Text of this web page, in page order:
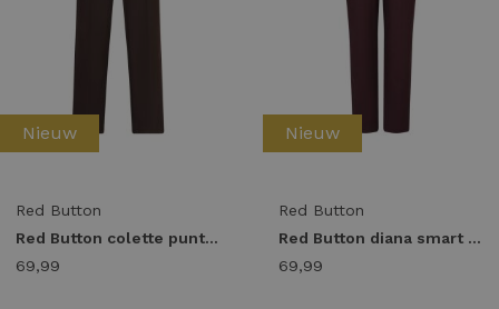
Nieuw
Red Button
Red Button colette punta l33 srb5144 Broek espresso-l33
69,99
Nieuw
Red Button
Red Button diana smart srb5037 Broek burgundy-l30
69,99